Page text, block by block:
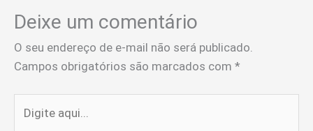
Deixe um comentário
O seu endereço de e-mail não será publicado.
Campos obrigatórios são marcados com *
aqui...